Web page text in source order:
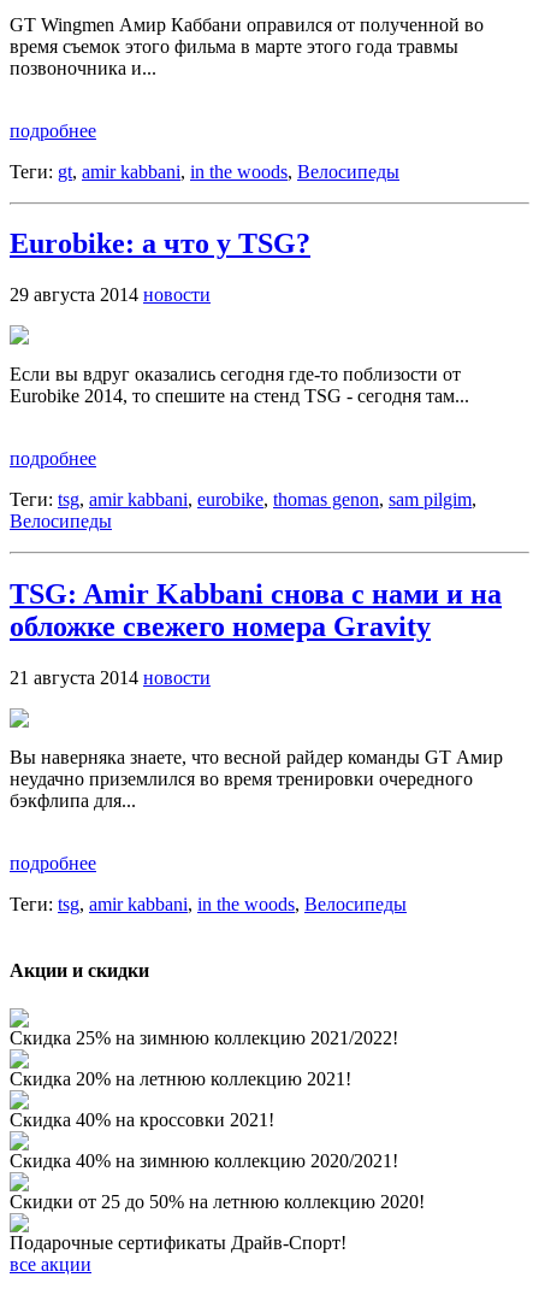
GT Wingmen Амир Каббани оправился от полученной во
время съемок этого фильма в марте этого года травмы
позвоночника и...
подробнее
Теги: gt, amir kabbani, in the woods, Велосипеды
Eurobike: а что у TSG?
29 августа 2014 новости
Если вы вдруг оказались сегодня где-то поблизости от
Eurobike 2014, то спешите на стенд TSG - сегодня там...
подробнее
Теги: tsg, amir kabbani, eurobike, thomas genon, sam pilgim,
Велосипеды
TSG: Amir Kabbani снова с нами и на
обложке свежего номера Gravity
21 августа 2014 новости
Вы наверняка знаете, что весной райдер команды GT Амир
неудачно приземлился во время тренировки очередного
бэкфлипа для...
подробнее
Теги: tsg, amir kabbani, in the woods, Велосипеды
Акции и скидки
Скидка 25% на зимнюю коллекцию 2021/2022!
Скидка 20% на летнюю коллекцию 2021!
Скидка 40% на кроссовки 2021!
Скидка 40% на зимнюю коллекцию 2020/2021!
Скидки от 25 до 50% на летнюю коллекцию 2020!
Подарочные сертификаты Драйв-Спорт!
все акции